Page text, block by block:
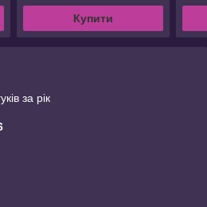
Купити
за рік